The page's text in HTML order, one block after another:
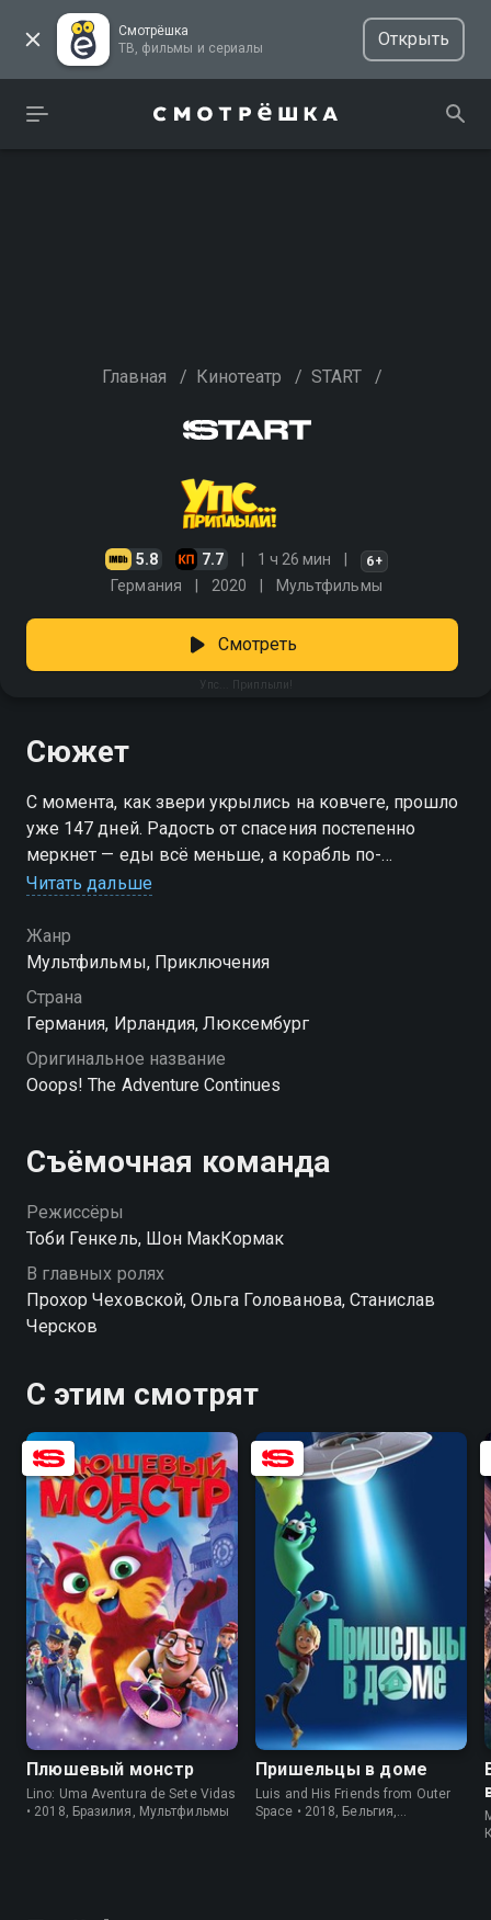
Смотрёшка
ТВ, фильмы и сериалы
Открыть
Главная / Кинотеатр / START /
5.8 7.7 1 ч 26 мин 6+
Германия 2020 Мультфильмы
Упс... Приплыли!
Смотреть
Сюжет
С момента, как звери укрылись на ковчеге, прошло
уже 147 дней. Радость от спасения постепенно
меркнет — еды всё меньше, а корабль по-
прежнему качает посреди воды. Надежда остаётся
вылететь вперёд, чтобы найти землю. Только бы он
вернулся с хорошими новостями. «Упс... Приплыли!»
— смотрите онлайн в хорошем качестве.
Читать дальше
Жанр
Мультфильмы, Приключения
Страна
Германия, Ирландия, Люксембург
Оригинальное название
Ooops! The Adventure Continues
Съёмочная команда
Режиссёры
Тоби Генкель, Шон МакКормак
В главных ролях
Прохор Чеховской, Ольга Голованова, Станислав
Черсков
С этим смотрят
6.5 5.6
Плюшевый монстр
Lino: Uma Aventura de Sete Vidas
• 2018, Бразилия, Мультфильмы
7.2
Пришельцы в доме
Luis and His Friends from Outer
Space • 2018, Бельгия,